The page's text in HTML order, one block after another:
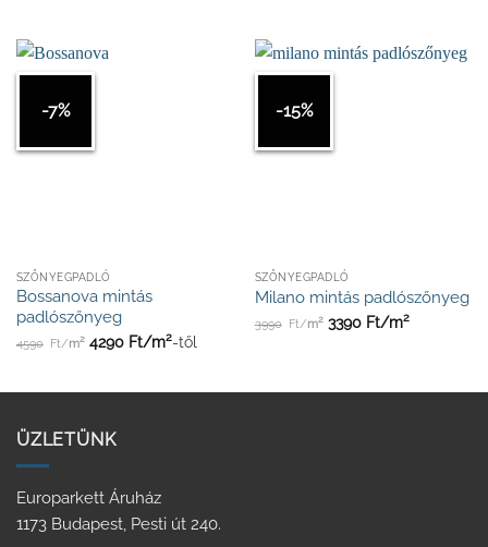
-7%
SZŐNYEGPADLÓ
Bossanova mintás
padlószőnyeg
4590 Ft/m24290 Ft/m2-től
-15%
SZŐNYEGPADLÓ
Milano mintás padlószőnyeg
3990 Ft/m23390 Ft/m2
ÜZLETÜNK
Europarkett Áruház
1173 Budapest, Pesti út 240.